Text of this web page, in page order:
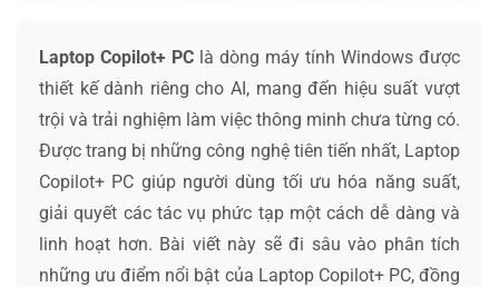
Laptop Copilot+ PC là dòng máy tính Windows được
thiết kế dành riêng cho AI, mang đến hiệu suất vượt
trội và trải nghiệm làm việc thông minh chưa từng có.
Được trang bị những công nghệ tiên tiến nhất, Laptop
Copilot+ PC giúp người dùng tối ưu hóa năng suất,
giải quyết các tác vụ phức tạp một cách dễ dàng và
linh hoạt hơn. Bài viết này sẽ đi sâu vào phân tích
những ưu điểm nổi bật của Laptop Copilot+ PC, đồng